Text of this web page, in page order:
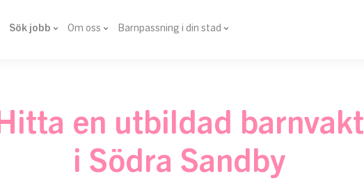
Sök jobb Om oss Barnpassning i din stad
Hitta en utbildad barnvakt
i Södra Sandby